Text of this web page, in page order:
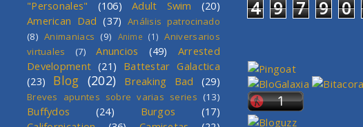
"Personales" (106) Adult Swim
(20)
American Dad (37) Análisis patrocinado
(8) Animaniacs (9) Anime (1) Aniversarios
virtuales
(7) Anuncios (49)
Arrested
Development (21) Battestar Galactica
(23)
Blog (202) Breaking Bad (29)
Breves apuntes sobre varias series (13)
Buffydos (24) Burgos
(17)
4 9 7 9 0